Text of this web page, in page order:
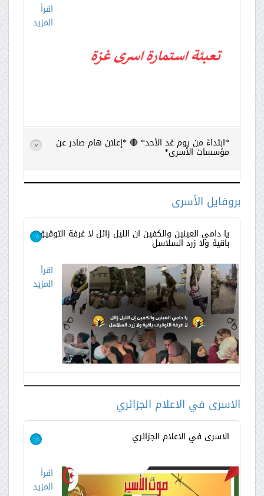
اقرأ
المزيد
*ابتداءً من يوم غد الأحد* 🔴 *إعلان هام صادر عن
مؤسسات الأسرى* >
اقرأ
بروفايل الأسرى
يا دامي العينين والكفين ان الليل زائل لا غرفة التوقيق
باقية ولا زرد السلاسل >
اقرأ
المزيد
الاسرى في الاعلام الجزائري
الاسرى في الاعلام الجزائري >
اقرأ
المزيد